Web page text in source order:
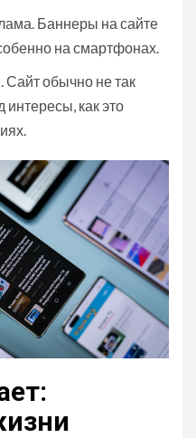
Баннеры на сайте
на смартфонах.
обычно не так
интересы, как это